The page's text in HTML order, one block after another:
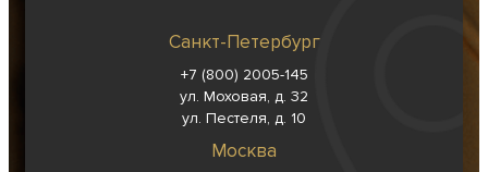
Санкт-Петербург
+7 (800) 2005-145
ул. Моховая, д. 32
ул. Пестеля, д. 10
Москва